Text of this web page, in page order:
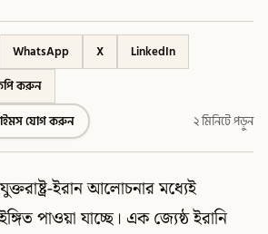
WhatsApp X
LinkedIn
করুন
যোগ করুন
২ মিনিটে পড়ুন
ইরান আলোচনার মধ্যেই
পাওয়া যাচ্ছে। এক জ্যেষ্ঠ ইরানি